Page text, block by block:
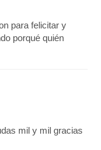
para felicitar y
porqué quién
mil y mil gracias